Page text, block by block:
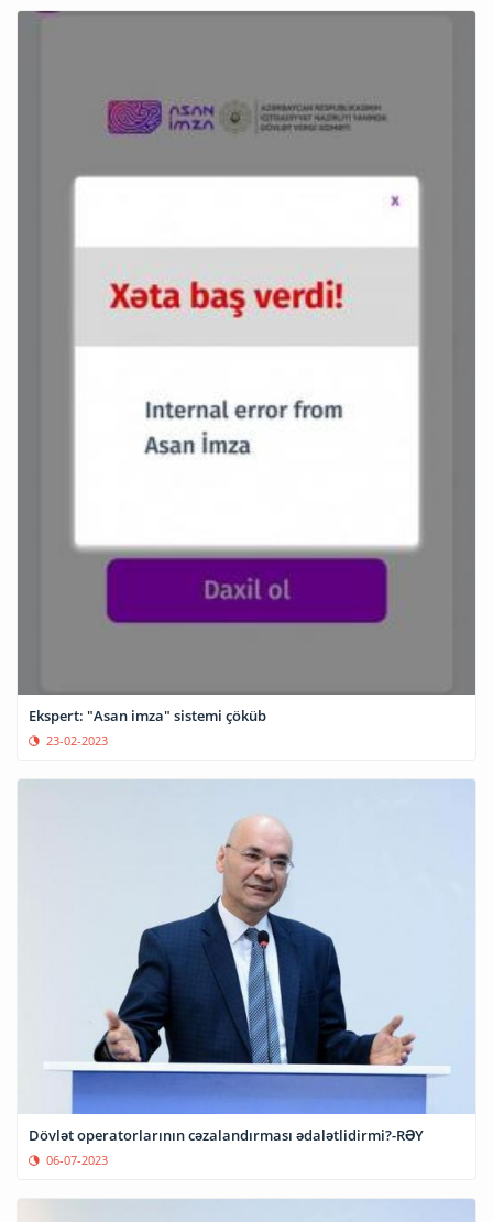
Ekspert: "Asan imza" sistemi çöküb
23-02-2023
Dövlət operatorlarının cəzalandırması ədalətlidirmi?-RƏY
06-07-2023